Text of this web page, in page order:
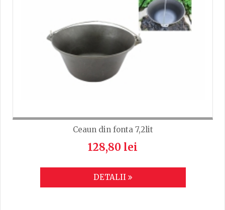
Ceaun din fonta 7,2lit
128,80 lei
DETALII